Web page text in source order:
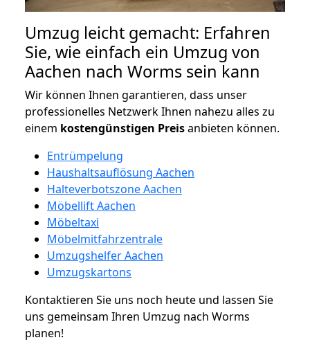
Umzug leicht gemacht: Erfahren
Sie, wie einfach ein Umzug von
Aachen nach Worms sein kann
Wir können Ihnen garantieren, dass unser
professionelles Netzwerk Ihnen nahezu alles zu
einem kostengünstigen Preisanbieten können.
Entrümpelung
Haushaltsauflösung Aachen
Halteverbotszone Aachen
Möbellift Aachen
Möbeltaxi
Möbelmitfahrzentrale
Umzugshelfer Aachen
Umzugskartons
Kontaktieren Sie uns noch heute und lassen Sie
uns gemeinsam Ihren Umzug nach Worms
planen!